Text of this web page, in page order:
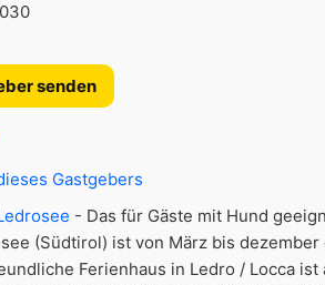
senden
Gastgebers
- Das für Gäste mit Hund
(Südtirol) ist von März bis dezember
Ferienhaus in Ledro / Locca ist